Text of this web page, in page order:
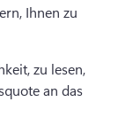
Ihnen zu
zu lesen,
an das